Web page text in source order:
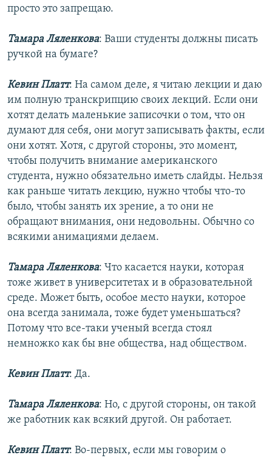
просто это запрещаю.
Тамара Ляленкова: Ваши студенты должны писать
ручкой на бумаге?
Кевин Платт: На самом деле, я читаю лекции и даю
им полную транскрипцию своих лекций. Если они
хотят делать маленькие записочки о том, что он
думают для себя, они могут записывать факты, если
они хотят. Хотя, с другой стороны, это момент,
чтобы получить внимание американского
студента, нужно обязательно иметь слайды. Нельзя
как раньше читать лекцию, нужно чтобы что-то
было, чтобы занять их зрение, а то они не
обращают внимания, они недовольны. Обычно со
всякими анимациями делаем.
Тамара Ляленкова: Что касается науки, которая
тоже живет в университетах и в образовательной
среде. Может быть, особое место науки, которое
она всегда занимала, тоже будет уменьшаться?
Потому что все-таки ученый всегда стоял
немножко как бы вне общества, над обществом.
Кевин Платт: Да.
Тамара Ляленкова: Но, с другой стороны, он такой
же работник как всякий другой. Он работает.
Кевин Платт: Во-первых, если мы говорим о